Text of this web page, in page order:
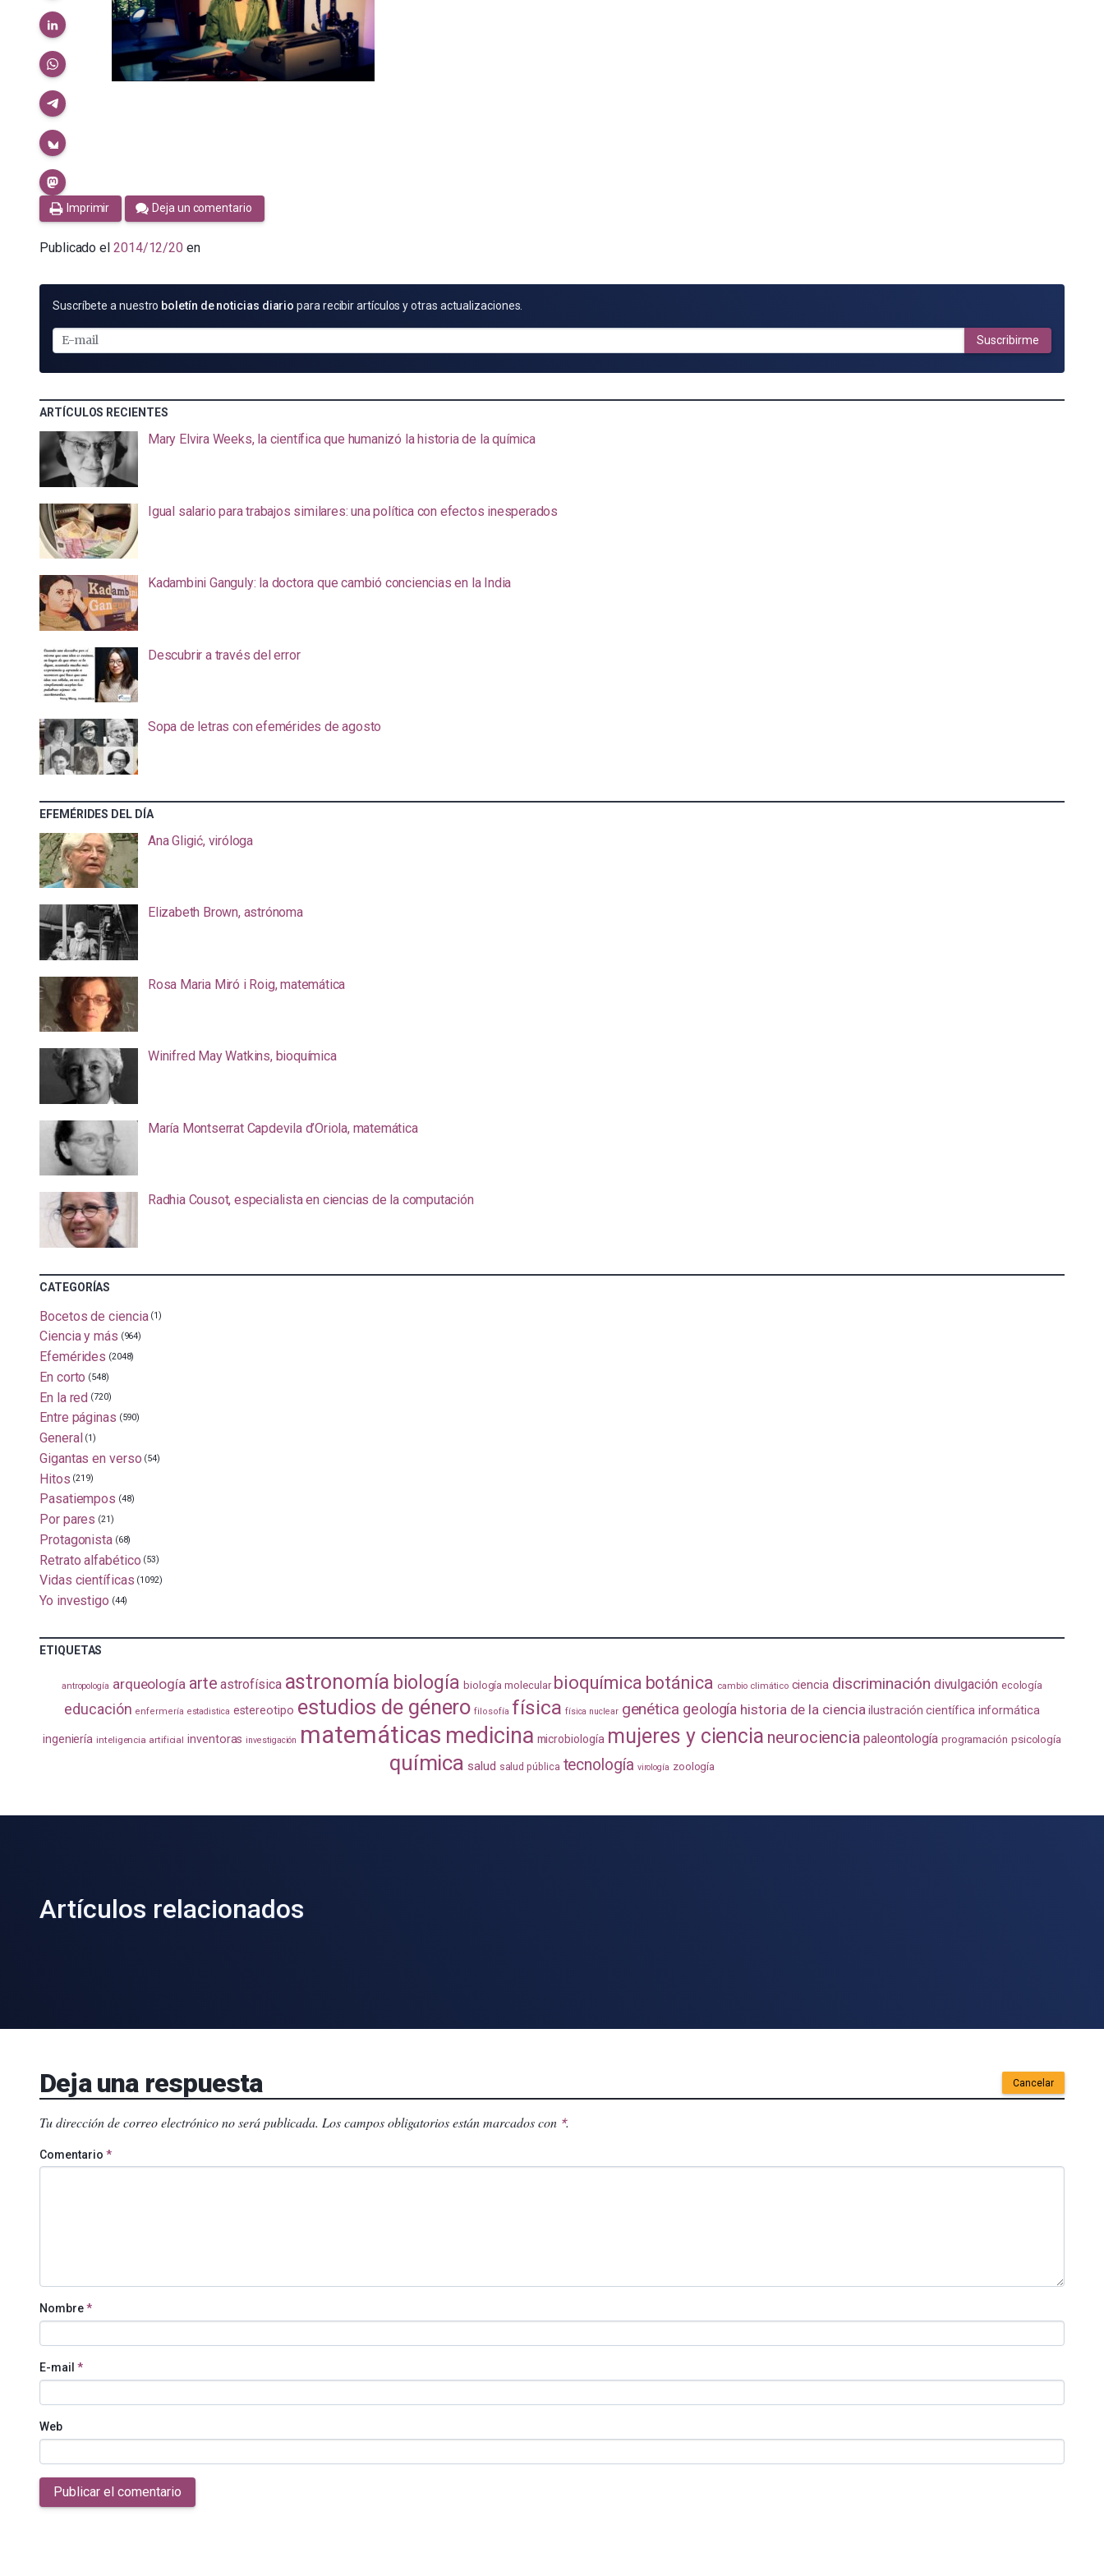
Imprimir Deja un comentario
Publicado el 2014/12/20 en
SUSCRÍBETE
E-
MAIL
Suscríbete a nuestro boletín de noticias diario para recibir artículos y otras actualizaciones.
Suscribirme
ARTÍCULOS RECIENTES
Mary Elvira Weeks, la científica que humanizó la historia de la química
Igual salario para trabajos similares: una política con efectos inesperados
Kadambini Ganguly: la doctora que cambió conciencias en la India
Descubrir a través del error
Sopa de letras con efemérides de agosto
EFEMÉRIDES DEL DÍA
Ana Gligić, viróloga
Elizabeth Brown, astrónoma
Rosa Maria Miró i Roig, matemática
Winifred May Watkins, bioquímica
María Montserrat Capdevila d’Oriola, matemática
Radhia Cousot, especialista en ciencias de la computación
CATEGORÍAS
Bocetos de ciencia (1)
Ciencia y más (964)
Efemérides (2048)
En corto (548)
En la red (720)
Entre páginas (590)
General (1)
Gigantas en verso (54)
Hitos (219)
Pasatiempos (48)
Por pares (21)
Protagonista (68)
Retrato alfabético (53)
Vidas científicas (1092)
Yo investigo (44)
ETIQUETAS
antropología arqueología arte astrofísica astronomía biología biología molecular bioquímica botánica cambio climático ciencia discriminación divulgación ecología
educación enfermería estadistica estereotipo estudios de género filosofía física física nuclear genética geología historia de la ciencia ilustración científica informática
ingeniería inteligencia artificial inventoras investigación matemáticas medicina microbiología mujeres y ciencia neurociencia paleontología programación psicología
química salud salud pública tecnología virología zoología
Artículos relacionados
Deja una respuesta Cancelar
Tu dirección de correo electrónico no será publicada. Los campos obligatorios están marcados con *.
Comentario *
Nombre*
E-mail *
Web
Publicar el comentario